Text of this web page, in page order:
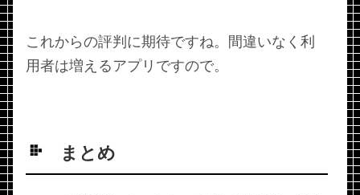
これからの評判に期待ですね。間違いなく利
用者は増えるアプリですので。
まとめ